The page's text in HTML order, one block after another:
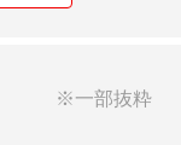
※一部抜粋